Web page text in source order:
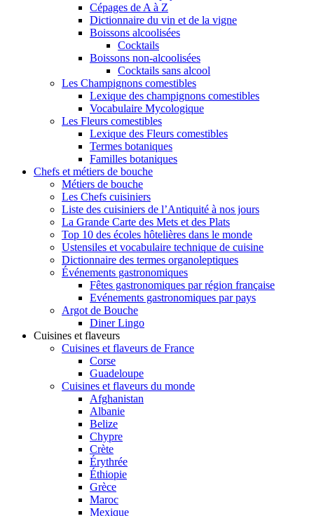
Cépages de A à Z
Dictionnaire du vin et de la vigne
Boissons alcoolisées
Cocktails
Boissons non-alcoolisées
Cocktails sans alcool
Les Champignons comestibles
Lexique des champignons comestibles
Vocabulaire Mycologique
Les Fleurs comestibles
Lexique des Fleurs comestibles
Termes botaniques
Familles botaniques
Chefs et métiers de bouche
Métiers de bouche
Les Chefs cuisiniers
Liste des cuisiniers de l’Antiquité à nos jours
La Grande Carte des Mets et des Plats
Top 10 des écoles hôtelières dans le monde
Ustensiles et vocabulaire technique de cuisine
Dictionnaire des termes organoleptiques
Événements gastronomiques
Fêtes gastronomiques par région française
Evénements gastronomiques par pays
Argot de Bouche
Diner Lingo
Cuisines et flaveurs
Cuisines et flaveurs de France
Corse
Guadeloupe
Cuisines et flaveurs du monde
Afghanistan
Albanie
Belize
Chypre
Crète
Érythrée
Éthiopie
Grèce
Maroc
Mexique